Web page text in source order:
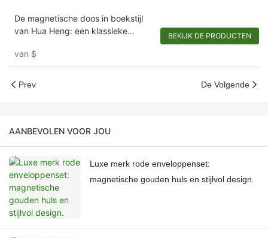
De magnetische doos in boekstijl
van Hua Heng: een klassieke
van $
BEKIJK DE PRODUCTEN
Prev De Volgende
AANBEVOLEN VOOR JOU
Luxe merk rode enveloppenset:
magnetische gouden huls en stijlvol design.